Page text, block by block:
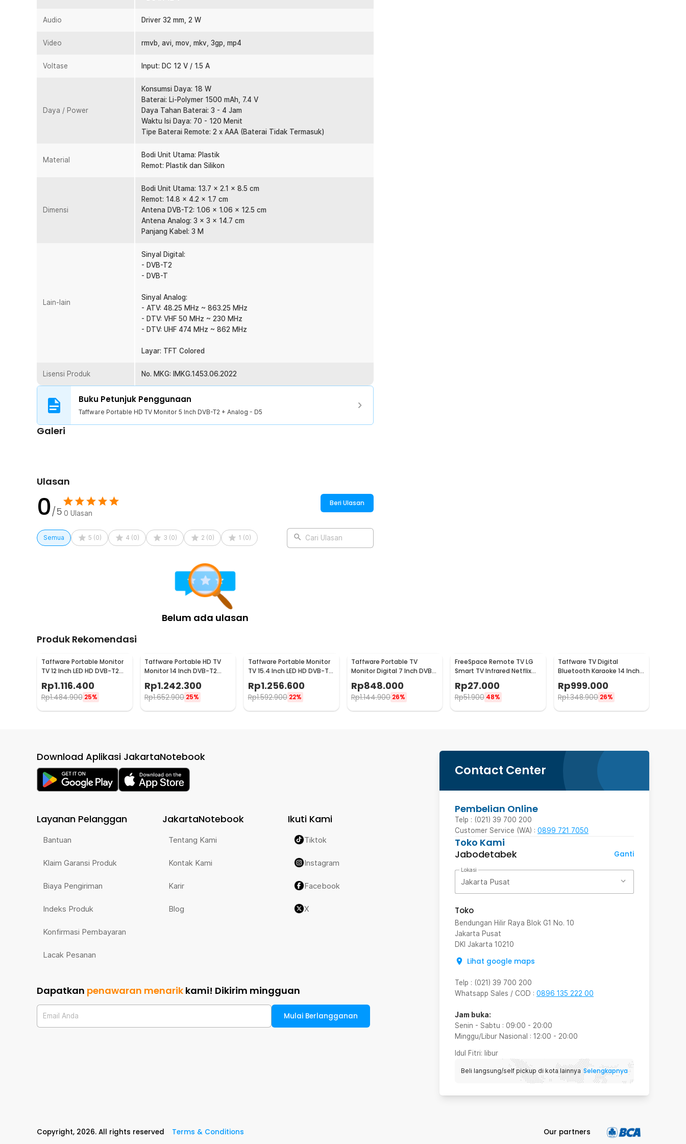
Kelengkapan Produk
Rincian yang Anda dapatkan untuk pembelian produk ini:
1 x Remot Kontrol
1 x Panduan Penggunaan
Audio Driver 32 mm, 2 W
Video rmvb, avi, mov, mkv, 3gp, mp4
Voltase Input: DC 12 V / 1.5 A
Daya / Power
Konsumsi Daya: 18 W
Baterai: Li-Polymer 1500 mAh, 7.4 V
Daya Tahan Baterai: 3 - 4 Jam
Waktu Isi Daya: 70 - 120 Menit
Tipe Baterai Remote: 2 x AAA (Baterai Tidak Termasuk)
Material
Bodi Unit Utama: Plastik
Remot: Plastik dan Silikon
Dimensi
Bodi Unit Utama: 13.7 x 2.1 x 8.5 cm
Remot: 14.8 x 4.2 x 1.7 cm
Antena DVB-T2: 1.06 x 1.06 x 12.5 cm
Antena Analog: 3 x 3 x 14.7 cm
Panjang Kabel: 3 M
Lain-lain
Sinyal Digital:
- DVB-T2
- DVB-T
Sinyal Analog:
- ATV: 48.25 MHz ~ 863.25 MHz
- DTV: VHF 50 MHz ~ 230 MHz
- DTV: UHF 474 MHz ~ 862 MHz
Layar: TFT Colored
Lisensi Produk No. MKG: IMKG.1453.06.2022
Buku Petunjuk Penggunaan
Taffware Portable HD TV Monitor 5 Inch DVB-T2 + Analog - D5
Galeri
Ulasan
0/5 0 Ulasan
Beri Ulasan
Semua 5 (0) 4 (0) 3 (0) 2 (0) 1 (0) Cari Ulasan
Belum ada ulasan
Produk Rekomendasi
Taffware Portable Monitor
TV 12 Inch LED HD DVB-T2
Analog 1500mAh - D12
Rp1.116.400
Rp1.484.900 25%
Taffware Portable HD TV
Monitor 14 Inch DVB-T2
Rp1.242.300
Rp1.652.900 25%
Taffware Portable Monitor
TV 15.4 Inch LED HD DVB-T2
Analog 1800mAh - D16
Rp1.256.600
Rp1.592.900 22%
Taffware Portable TV
Monitor Digital 7 Inch DVB-
T2 Rechargeable - D7
Rp848.000
Rp1.144.900 26%
FreeSpace Remote TV LG
Smart TV Infrared Netflix
Rp27.000
Rp51.900 48%
Taffware TV Digital
Bluetooth Karaoke 14 Inch
Rp999.000
Rp1.348.900 26%
Contact Center
Pembelian Online
Telp : (021) 39 700 200
Customer Service (WA) : 0899 721 7050
Toko Kami
Jabodetabek
Ganti
Lokasi
Jakarta Pusat
Toko
Bendungan Hilir Raya Blok G1 No. 10
Jakarta Pusat
DKI Jakarta 10210
Lihat google maps
Telp : (021) 39 700 200
Whatsapp Sales / COD : 0896 135 222 00
Jam buka:
Senin - Sabtu : 09:00 - 20:00
Minggu/Libur Nasional : 12:00 - 20:00
Idul Fitri: libur
Beli langsung/self pickup di kota lainnya Selengkapnya
Download Aplikasi JakartaNotebook
Layanan Pelanggan
Bantuan
Klaim Garansi Produk
Biaya Pengiriman
Indeks Produk
Konfirmasi Pembayaran
Lacak Pesanan
JakartaNotebook
Tentang Kami
Kontak Kami
Karir
Blog
Ikuti Kami
Tiktok
Instagram
Facebook
X
Dapatkan penawaran menarik kami! Dikirim mingguan
Email Anda Mulai Berlangganan
Copyright, 2026. All rights reserved Terms & Conditions Our partners